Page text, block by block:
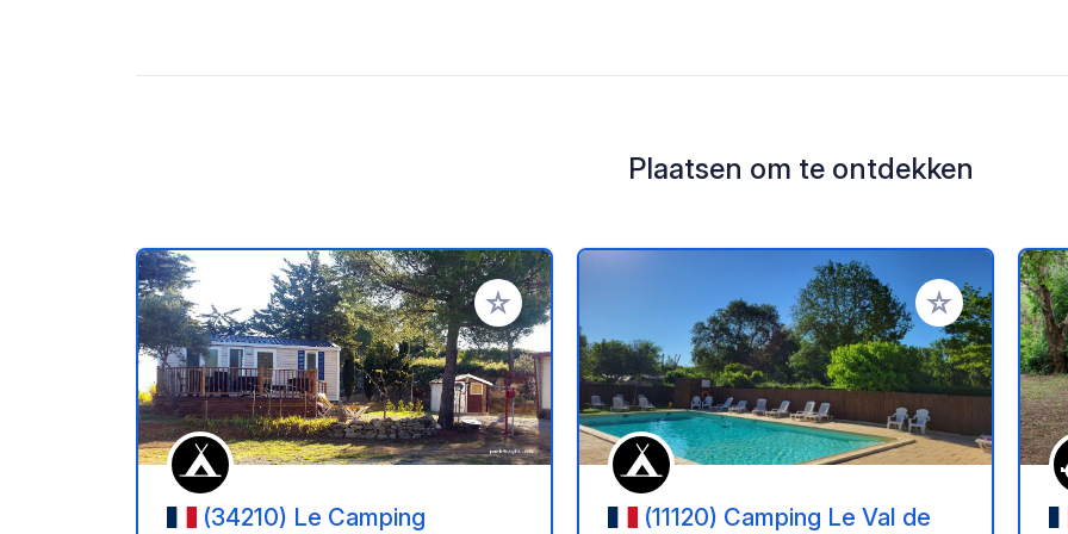
Plaatsen om te ontdekken
Voeg toe aan je favorieten
(34210) Le Camping
Voeg toe aan je
(11120) Camping Le Val de